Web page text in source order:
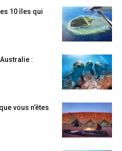
10 îles qui
:
vous n’êtes